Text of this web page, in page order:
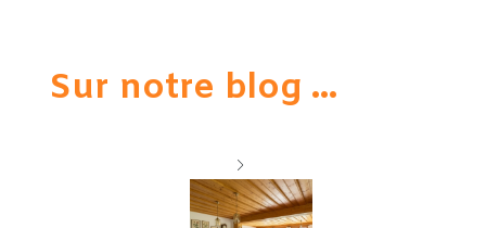
Sur notre blog ...